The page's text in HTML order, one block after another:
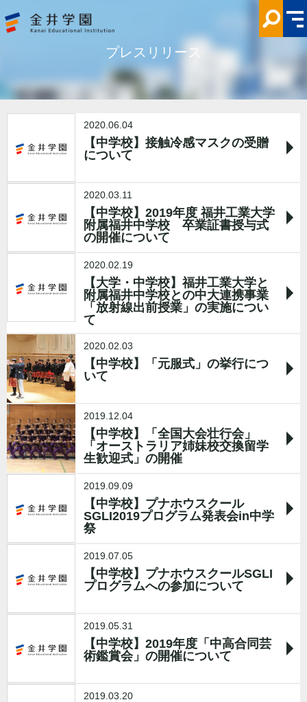
レ
ス
リ
金
プレスリリース
2020.06.04
【中学校】接触冷感マスクの受贈
について
2020.03.11
【中学校】2019年度 福井工業大学
附属福井中学校 卒業証書授与式
の開催について
2020.02.19
【大学・中学校】福井工業大学と
附属福井中学校との中大連携事業
「放射線出前授業」の実施につい
て
2020.02.03
【中学校】「元服式」の挙行につ
いて
2019.12.04
【中学校】「全国大会壮行会」
「オーストラリア姉妹校交換留学
生歓迎式」の開催
2019.09.09
【中学校】プナホウスクール
SGLI2019プログラム発表会in中学
祭
2019.07.05
【中学校】プナホウスクールSGLI
プログラムへの参加について
2019.05.31
【中学校】2019年度「中高合同芸
術鑑賞会」の開催について
2019.03.20